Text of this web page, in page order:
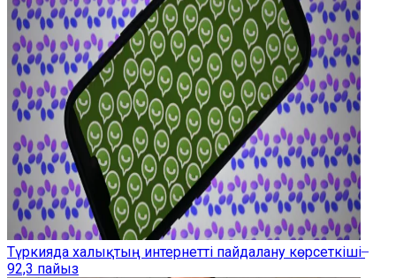
Түркияда халықтың интернетті пайдалану көрсеткіші ̶
92,3 пайыз